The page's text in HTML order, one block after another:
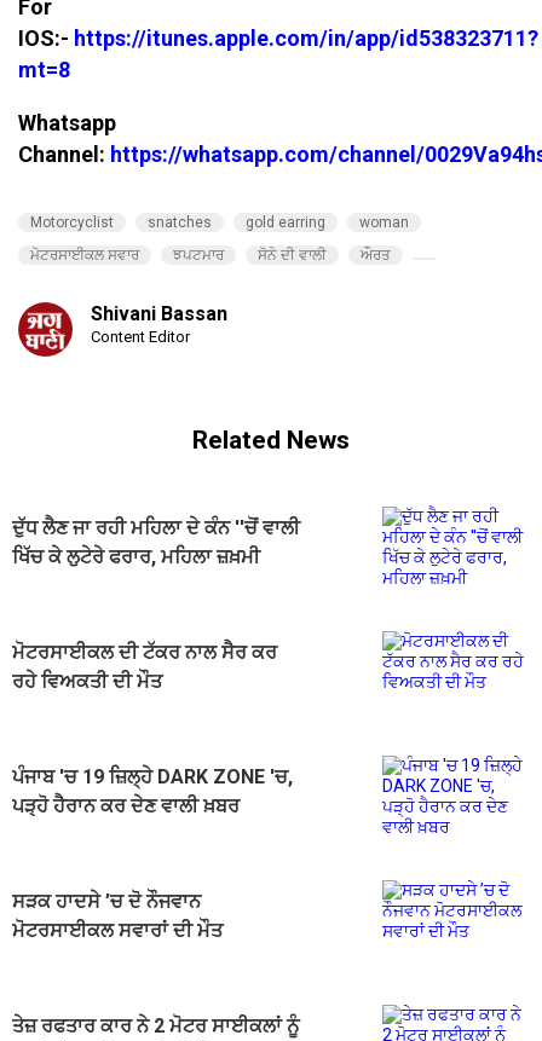
For
IOS:- https://itunes.apple.com/in/app/id538323711?
mt=8
Whatsapp
Channel: https://whatsapp.com/channel/
Motorcyclist snatches gold earring
woman
ਮੋਟਰਸਾਈਕਲ ਸਵਾਰ
ਝਪਟਮਾਰ ਸੋਨੇ ਦੀ ਵਾਲੀ ਔਰਤ
Shivani Bassan
Content Editor
Related News
ਦੁੱਧ ਲੈਣ ਜਾ ਰਹੀ ਮਹਿਲਾ ਦੇ ਕੰਨ ''ਚੋਂ ਵਾਲੀ
ਖਿੱਚ ਕੇ ਲੁਟੇਰੇ ਫਰਾਰ, ਮਹਿਲਾ ਜ਼ਖ਼ਮੀ
ਮੋਟਰਸਾਈਕਲ ਦੀ ਟੱਕਰ ਨਾਲ ਸੈਰ ਕਰ
ਰਹੇ ਵਿਅਕਤੀ ਦੀ ਮੌਤ
ਪੰਜਾਬ 'ਚ 19 ਜ਼ਿਲ੍ਹੇ DARK ZONE 'ਚ,
ਪੜ੍ਹੋ ਹੈਰਾਨ ਕਰ ਦੇਣ ਵਾਲੀ ਖ਼ਬਰ
ਸੜਕ ਹਾਦਸੇ ’ਚ ਦੋ ਨੌਜਵਾਨ
ਮੋਟਰਸਾਈਕਲ ਸਵਾਰਾਂ ਦੀ ਮੌਤ
ਤੇਜ਼ ਰਫਤਾਰ ਕਾਰ ਨੇ 2 ਮੋਟਰ ਸਾਈਕਲਾਂ ਨੂੰ